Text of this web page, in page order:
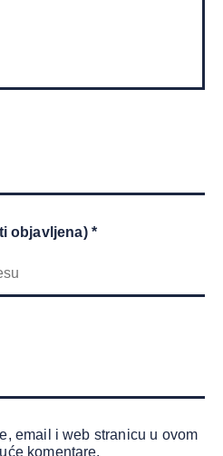
objavljena) *
email i web stranicu u ovom
komentare.